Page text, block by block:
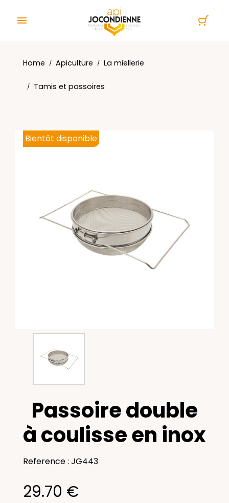

Home Apiculture La miellerie
Tamis et passoires
Bientôt disponible
Passoire double
à coulisse en inox
Reference : JG443
29.70 €